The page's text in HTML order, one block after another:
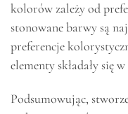
kolorów zależy od
stonowane barwy są
preferencje
elementy składały się
Podsumowując,